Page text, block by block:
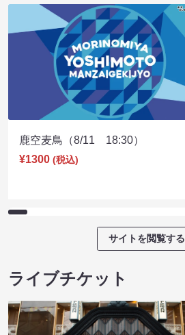
鹿空麦鳥（8/11 18:30）
¥1300 (税込)
サイトを閲覧する
ライブチケット